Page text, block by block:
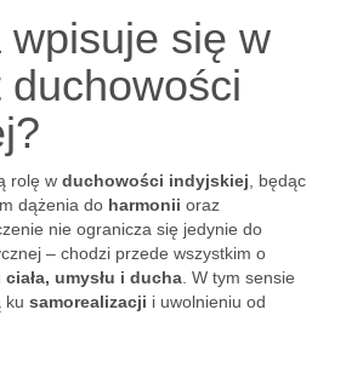
wpisuje się w
duchowości
rolę w duchowości indyjskiej , będąc
dążenia do harmonii oraz
nie ogranicza się jedynie do
– chodzi przede wszystkim o
umysłu i ducha . W tym sensie
ku samorealizacji i uwolnieniu od